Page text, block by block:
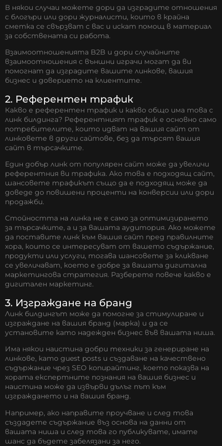
В някои случаи можете дори да изградите отношения
с блогъри или дори журналисти, които в крайна
сметка се свързват с вас и искат помощ в материал
за собствената си работа.
Взаимоотношенията B2B и дори случайните
взаимоотношения с външни играчи могат да ви
помогнат да изградите вашите линкове, вашия
бизнес и доверието на клиентите.
2. Референтен трафик
Какво е референтен трафик и какво общо има това с
линк билдинга? Референтният трафик е основно само
потребителите, които идват на вашия сайт от
линковете в други сайтове, без да търсят вашия
сайт в търсачките.
Един добър линк от популярен сайт може да увеличи
референтния ви трафика. Ако това е подходящ сайт,
шансовете трафикът също да е подходящ може да
доведе до повишени проценти на конверсии или дори
продажби.
Стойността на линка не е само за оптимизирането
за търсачките, а и за вашата аудитория. Ако можете
да поставите линк към вашия сайт пред правилните
хора, които се интересуват от вашето съдържание,
продукти или услуги, тогава шансовете за кликване
се увеличават, което е добре за вашата дигитална
маркетингова стратегия. Разберете повече какво е
дигитален маркетинг.
3. Изграждане на бранд
Линк билдингът може да помогне за стимулиране и
изграждане на вашия бранд (марка) и да се
установите като надежден бизнес във вашата ниша.
Има някои наистина добри техники за генериране на
линкове, като guest posts и създаване на качествено
съдържание чрез SEO копирайтинг, което показва на
хората експертните познания на вашия бизнес и
наистина може да извърви дълъг път към
изграждането и на вашия бранд.
Например, ако направите проучване и след това
създадете съдържание въз основа на данни от
вашата ниша и след това го публикувате, имате
шанс да бъдете забелязани за него.